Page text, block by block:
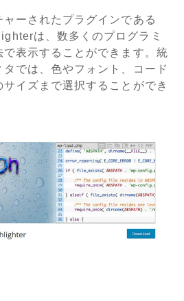
ーされたプラグインである
は、数多くのプログラミ
表示することができます。統
では、色やフォント、コード
イズまで選択することができ